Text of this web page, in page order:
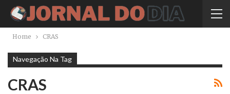
Home CRAS
Navegação Na Tag
CRAS